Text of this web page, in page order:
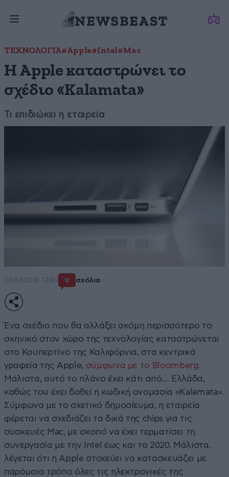
ΤΕΧΝΟΛΟΓΙΑ#Apple#Intel#Mac
Η Apple καταστρώνει το
σχέδιο «Kalamata»
Τι επιδιώκει η εταιρεία
03·04·2018 12:40 12 σχόλια
Ένα σχέδιο που θα αλλάξει ακόμη περισσότερο το
σκηνικό στον χώρο της τεχνολογίας καταστρώνεται
στο Κουπερτίνο της Καλιφόρνια, στα κεντρικά
γραφεία της Apple, σύμφωνα με το Bloomberg.
Μάλιστα, αυτό το πλάνο έχει κάτι από… Ελλάδα,
καθώς του έχει δοθεί η κωδική ονομασία «Kalamata».
Σύμφωνα με το σχετικό δημοσίευμα, η εταιρεία
φέρεται να σχεδιάζει τα δικά της chips για τις
συσκευές Mac, με σκοπό να έχει τερματίσει τη
συνεργασία με την Intel έως και το 2020. Μάλιστα,
λέγεται ότι η Apple στοχεύει να κατασκευάζει με
παρόμοιο τρόπο όλες τις ηλεκτρονικές της